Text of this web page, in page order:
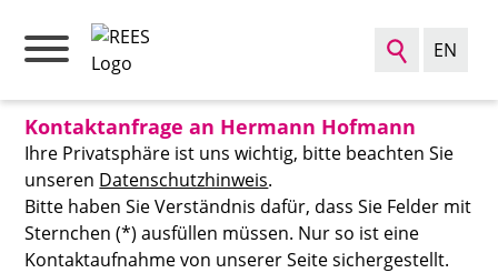
EN
Kontaktanfrage an Hermann Hofmann
Ihre Privatsphäre ist uns wichtig, bitte beachten Sie
unseren Datenschutzhinweis.
Bitte haben Sie Verständnis dafür, dass Sie Felder mit
Sternchen (*) ausfüllen müssen. Nur so ist eine
Kontaktaufnahme von unserer Seite sichergestellt.